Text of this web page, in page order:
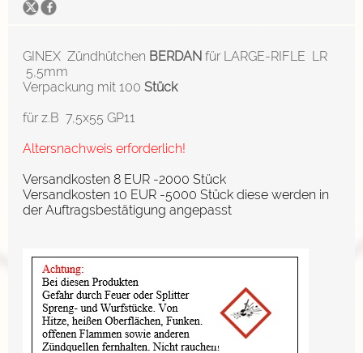
GINEX Zündhütchen BERDAN für LARGE-RIFLE LR
5,5mm
Verpackung mit 100 Stück
für z.B 7,5x55 GP11
Altersnachweis erforderlich!
Versandkosten 8 EUR -2000 Stück
Versandkosten 10 EUR -5000 Stück diese werden in
der Auftragsbestätigung angepasst